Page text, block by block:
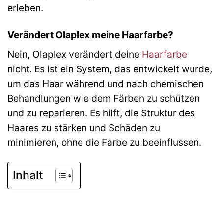
erleben.
Verändert Olaplex meine Haarfarbe?
Nein, Olaplex verändert deine Haarfarbe
nicht. Es ist ein System, das entwickelt wurde,
um das Haar während und nach chemischen
Behandlungen wie dem Färben zu schützen
und zu reparieren. Es hilft, die Struktur des
Haares zu stärken und Schäden zu
minimieren, ohne die Farbe zu beeinflussen.
Inhalt